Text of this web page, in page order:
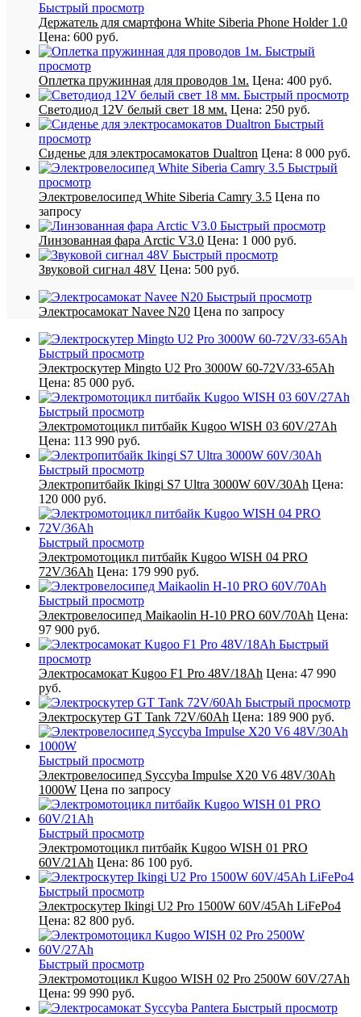
Быстрый просмотр
Держатель для смартфона White Siberia Phone Holder 1.0
Цена: 600 руб.
Быстрый
просмотр
Оплетка пружинная для проводов 1м. Цена: 400 руб.
Быстрый просмотр
Светодиод 12V белый свет 18 мм. Цена: 250 руб.
Быстрый
просмотр
Сиденье для электросамокатов Dualtron Цена: 8 000 руб.
Быстрый
просмотр
Электровелосипед White Siberia Camry 3.5 Цена по
запросу
Быстрый просмотр
Линзованная фара Arctic V3.0 Цена: 1 000 руб.
Быстрый просмотр
Звуковой сигнал 48V Цена: 500 руб.
Быстрый просмотр
Электросамокат Navee N20 Цена по запросу
Быстрый просмотр
Электроскутер Mingto U2 Pro 3000W 60-72V/33-65Ah
Цена: 85 000 руб.
Быстрый просмотр
Электромотоцикл питбайк Kugoo WISH 03 60V/27Ah
Цена: 113 990 руб.
Быстрый просмотр
Электропитбайк Ikingi S7 Ultra 3000W 60V/30Ah Цена:
120 000 руб.
Быстрый просмотр
Электромотоцикл питбайк Kugoo WISH 04 PRO
72V/36Ah Цена: 179 990 руб.
Быстрый просмотр
Электровелосипед Maikaolin H-10 PRO 60V/70Ah Цена:
97 900 руб.
Быстрый
просмотр
Электросамокат Kugoo F1 Pro 48V/18Ah Цена: 47 990
руб.
Быстрый просмотр
Электроскутер GT Tank 72V/60Ah Цена: 189 900 руб.
Быстрый просмотр
Электровелосипед Syccyba Impulse X20 V6 48V/30Ah
1000W Цена по запросу
Быстрый просмотр
Электромотоцикл питбайк Kugoo WISH 01 PRO
60V/21Ah Цена: 86 100 руб.
Быстрый просмотр
Электроскутер Ikingi U2 Pro 1500W 60V/45Ah LiFePo4
Цена: 82 800 руб.
Быстрый просмотр
Электромотоцикл Kugoo WISH 02 Pro 2500W 60V/27Ah
Цена: 99 990 руб.
Быстрый просмотр